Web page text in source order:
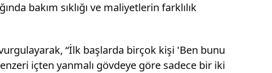
bakım sıklığı ve maliyetlerin farklılık
“İlk başlarda birçok kişi 'Ben bunu
içten yanmalı gövdeye göre sadece bir iki